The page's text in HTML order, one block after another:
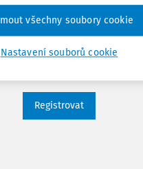
placené články na webu
přehled pracovních
časopisů
Registrovat
Nastavení souborů cookie
všechny soubory cookie